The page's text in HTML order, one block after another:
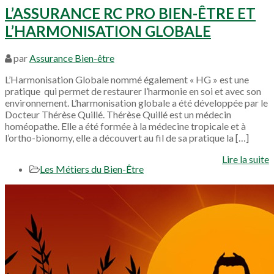
L’ASSURANCE RC PRO BIEN-ÊTRE ET
L’HARMONISATION GLOBALE
parAssurance Bien-être
L’Harmonisation Globale nommé également « HG » est une
pratique qui permet de restaurer l’harmonie en soi et avec son
environnement. L’harmonisation globale a été développée par le
Docteur Thérèse Quillé. Thérèse Quillé est un médecin
homéopathe. Elle a été formée à la médecine tropicale et à
l’ortho-­bionomy, elle a découvert au fil de sa pratique la […]
Les Métiers du Bien-Être
Lire la suite